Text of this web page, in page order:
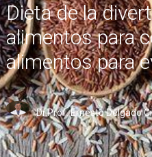
Dieta de la
alimentos para
alimentos para
asociados con
diverticulitis
Dr.Prof. Ernesto Delgado